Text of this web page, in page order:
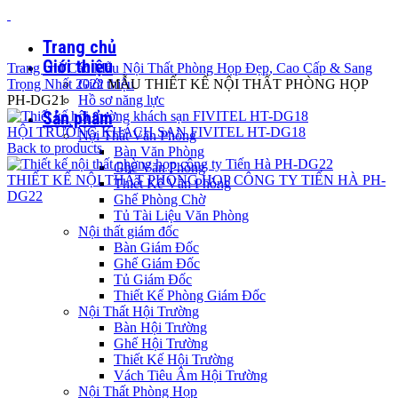
Trang chủ
Giới thiệu
Giới thiệu
Hồ sơ năng lực
Sản phẩm
Nội Thất Văn Phòng
Bàn Văn Phòng
Ghế Văn Phòng
Thiết Kế Văn Phòng
Ghế Phòng Chờ
Tủ Tài Liệu Văn Phòng
Nội thất giám đốc
Bàn Giám Đốc
Ghế Giám Đốc
Tủ Giám Đốc
Thiết Kế Phòng Giám Đốc
Nội Thất Hội Trường
Bàn Hội Trường
Ghế Hội Trường
Thiết Kế Hội Trường
Vách Tiêu Âm Hội Trường
Nội Thất Phòng Họp
Trang chủCác Mẫu Nội Thất Phòng Họp Đẹp, Cao Cấp & Sang
Trọng Nhất 2022MẪU THIẾT KẾ NỘI THẤT PHÒNG HỌP
PH-DG21
HỘI TRƯỜNG KHÁCH SẠN FIVITEL HT-DG18
Back to products
THIẾT KẾ NỘI THẤT PHÒNG HỌP CÔNG TY TIẾN HÀ PH-
DG22